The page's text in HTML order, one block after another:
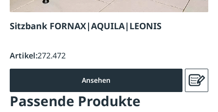
Sitzbank FORNAX|AQUILA|LEONIS
Artikel:272.472
Ansehen
Passende Produkte